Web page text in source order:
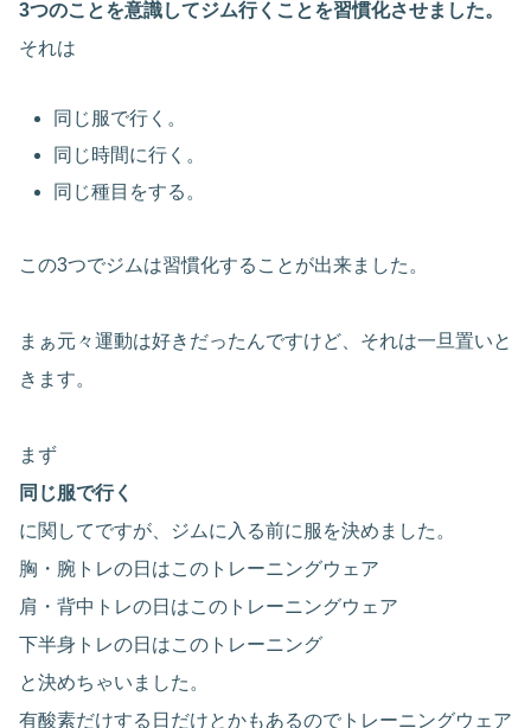
3つのことを意識してジム行くことを習慣化させました。
それは
同じ服で行く。
同じ時間に行く。
同じ種目をする。
この3つでジムは習慣化することが出来ました。
まぁ元々運動は好きだったんですけど、それは一旦置いと
きます。
まず
同じ服で行く
に関してですが、ジムに入る前に服を決めました。
胸・腕トレの日はこのトレーニングウェア
肩・背中トレの日はこのトレーニングウェア
下半身トレの日はこのトレーニング
と決めちゃいました。
有酸素だけする日だけとかもあるのでトレーニングウェア